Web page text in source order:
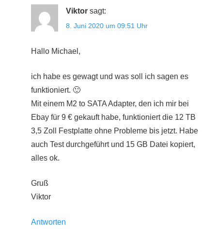
Viktor sagt:
8. Juni 2020 um 09:51 Uhr
Hallo Michael,
ich habe es gewagt und was soll ich sagen es
funktioniert. 🙂
Mit einem M2 to SATA Adapter, den ich mir bei
Ebay für 9 € gekauft habe, funktioniert die 12 TB
3,5 Zoll Festplatte ohne Probleme bis jetzt. Habe
auch Test durchgeführt und 15 GB Datei kopiert,
alles ok.
Gruß
Viktor
Antworten